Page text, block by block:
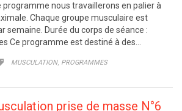
programme nous travaillerons en palier à
Chaque groupe musculaire est
semaine. Durée du corps de séance :
Ce programme est destiné à des…
CATEGORY
MUSCULATION, PROGRAMMES
prise de masse N°6